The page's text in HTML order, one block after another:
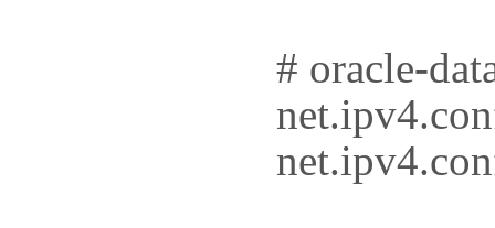
# oracle-